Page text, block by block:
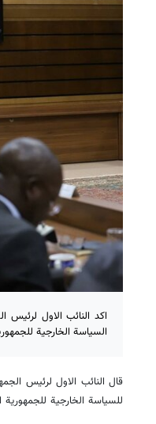
اكد النائب الاول
السياسة الخارجية
قال النائب الاول لرئيس
للسياسة الخارجية للجمهورية